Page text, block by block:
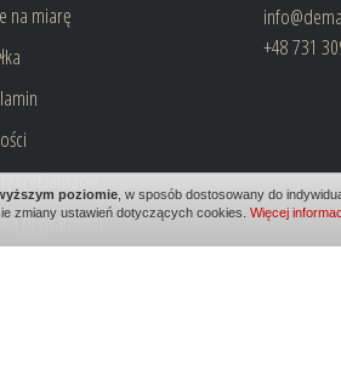
na miarę
i reklamacje
prywatności
+48 731
poziomie , w sposób dostosowany do
zmiany ustawień dotyczących cookies. Więcej